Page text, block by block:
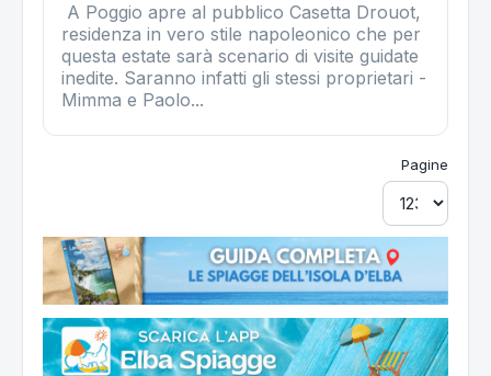
A Poggio apre al pubblico Casetta Drouot,
residenza in vero stile napoleonico che per
questa estate sarà scenario di visite guidate
inedite. Saranno infatti gli stessi proprietari -
Mimma e Paolo...
Pagine